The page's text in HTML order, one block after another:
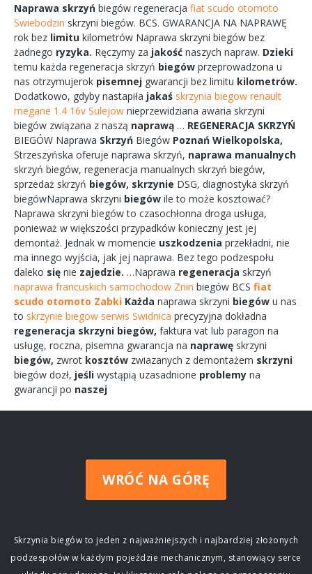
Naprawa skrzyń biegów regeneracja fiat scudo otomoto
Swiebodzin skrzyni biegów. BCS. GWARANCJA NA NAPRAWĘ
rok bez limitu kilometrów Naprawa skrzyni biegów bez
żadnego ryzyka. Ręczymy za jakość naszych napraw. Dzieki
temu każda regeneracja skrzyń biegów przeprowadzona u
nas otrzymujerok pisemnej gwarancji bez limitu kilometrów.
Dodatkowo, gdyby nastapiła jakaś skrzynia biegow renault
megane 1.4 16v Sulejow nieprzewidziana awaria skrzyni
biegów związana z naszą naprawą … REGENERACJA SKRZYŃ
BIEGÓW Naprawa Skrzyń Biegów Poznań Wielkopolska,
Strzeszyńska oferuje naprawa skrzyń, naprawa manualnych
skrzyń biegów, regeneracja manualnych skrzyń biegów,
sprzedaż skrzyń biegów, skrzynie DSG, diagnostyka skrzyń
biegówNaprawa skrzyni biegów ile to może kosztować?
Naprawa skrzyni biegówto czasochłonna droga usługa,
ponieważ w większości przypadków konieczny jest jej
demontaż. Jednak w momencie uszkodzenia przekładni, nie
ma innego wyjścia, jak jej naprawa. Bez tego podzespołu
daleko się nie zajedzie. …Naprawa regeneracja skrzyń
naprawa francuskich samochodow Znin biegów BCS fiat
scudo otomoto Zabki Każda naprawa skrzyni biegów u nas
to skrzynie biegow serwis Swidnica precyzyjna dokładna
regeneracja skrzyni biegów, faktura vat lub paragon na
usługę, roczna, pisemna gwarancja na naprawę skrzyni
biegów, zwrot kosztów zwiazanych z demontażem skrzyni
biegów dozł, jeśli wystąpią uzasadnione problemy na
gwarancji po naszej
WRÓĆ NA GÓRĘ
Skrzynia biegów to jeden z najważniejszych i najbardziej złożonych
podzespołów w każdym pojeździe mechanicznym, stanowiący serce